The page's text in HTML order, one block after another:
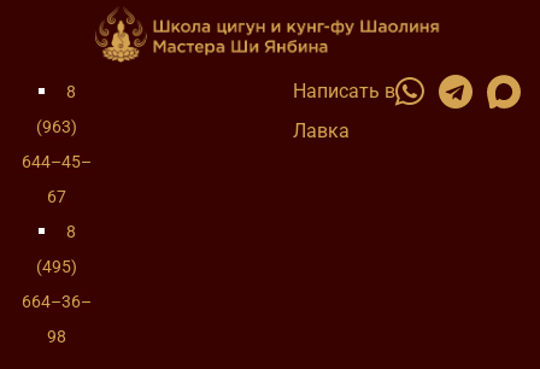
8
(963)
644–45–
67
8
(495)
664–36–
98
Написать в
Лавка